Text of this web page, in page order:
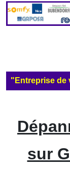
"Entreprise de
sur